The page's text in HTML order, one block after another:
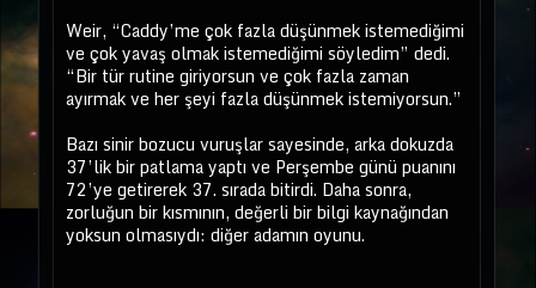
Weir, “Caddy’me çok fazla düşünmek istemediğimi
ve çok yavaş olmak istemediğimi söyledim” dedi.
“Bir tür rutine giriyorsun ve çok fazla zaman
ayırmak ve her şeyi fazla düşünmek istemiyorsun.”
Bazı sinir bozucu vuruşlar sayesinde, arka dokuzda
37’lik bir patlama yaptı ve Perşembe günü puanını
72’ye getirerek 37. sırada bitirdi. Daha sonra,
zorluğun bir kısmının, değerli bir bilgi kaynağından
yoksun olmasıydı: diğer adamın oyunu.